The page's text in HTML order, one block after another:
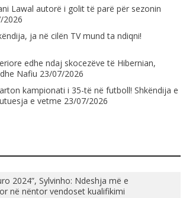
Lawal autorë i golit të parë për sezonin
2026
ja në cilën TV mund ta ndiqni!
edhe ndaj skocezëve të Hibernian,
Nafiu 23/07/2026
kampionati i 35-të në futboll! Shkëndija e
e vetme 23/07/2026
2024”, Sylvinho: Ndeshja më e
në nëntor vendoset kualifikimi